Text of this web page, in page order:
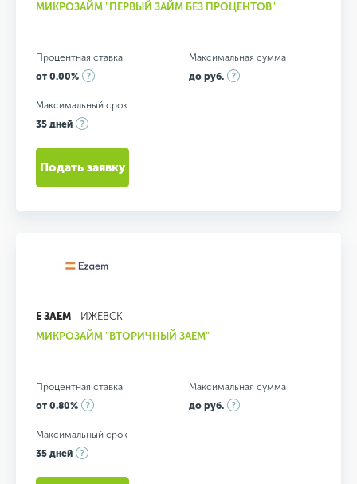
МИКРОЗАЙМ "ПЕРВЫЙ ЗАЙМ БЕЗ ПРОЦЕНТОВ"
Процентная ставка
от 0.00%
Максимальная сумма
до руб.
Максимальный срок
35 дней
Подать заявку
Е ЗАЕМ - ИЖЕВСК
МИКРОЗАЙМ "ВТОРИЧНЫЙ ЗАЕМ"
Процентная ставка
от 0.80%
Максимальная сумма
до руб.
Максимальный срок
35 дней